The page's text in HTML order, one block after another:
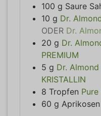
100 g Saure
10 g Dr.
ODER Dr.
20 g Dr.
PREMIUM
5 g Dr.
KRISTALLIN
8 Tropfen
60 g Aprikosen